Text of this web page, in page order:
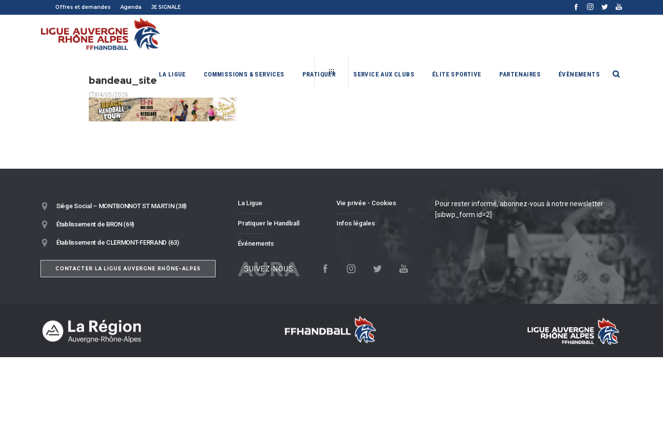
Offres et demandes Agenda JE SIGNALE
LA LIGUE COMMISSIONS & SERVICES PRATIQUER SERVICE AUX CLUBS ÉLITE SPORTIVE PARTENAIRES ÉVÈNEMENTS
bandeau_site
04/05/2026
Siège Social – MONTBONNOT ST MARTIN (38)
Établissement de BRON (69)
Établissement de CLERMONT-FERRAND (63)
CONTACTER LA LIGUE AUVERGNE RHÔNE-ALPES
La Ligue
Pratiquer le Handball
Événements
Vie privée - Cookies
Infos légales
AURA
SUIVEZ-NOUS
Pour rester informé, abonnez-vous à notre newsletter
[sibwp_form id=2]